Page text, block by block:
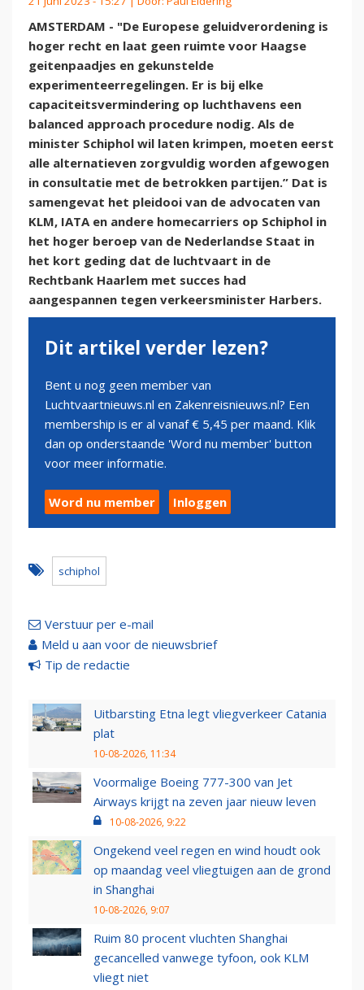
AMSTERDAM - "De Europese geluidverordening is
hoger recht en laat geen ruimte voor Haagse
geitenpaadjes en gekunstelde
experimenteerregelingen. Er is bij elke
capaciteitsvermindering op luchthavens een
balanced approach procedure nodig. Als de
minister Schiphol wil laten krimpen, moeten eerst
alle alternatieven zorgvuldig worden afgewogen
in consultatie met de betrokken partijen.” Dat is
samengevat het pleidooi van de advocaten van
KLM, IATA en andere homecarriers op Schiphol in
het hoger beroep van de Nederlandse Staat in
het kort geding dat de luchtvaart in de
Rechtbank Haarlem met succes had
aangespannen tegen verkeersminister Harbers.
Dit artikel verder lezen?
Bent u nog geen member van
Luchtvaartnieuws.nl en Zakenreisnieuws.nl? Een
membership is er al vanaf € 5,45 per maand. Klik
dan op onderstaande 'Word nu member' button
voor meer informatie.
Word nu member Inloggen
schiphol
Verstuur per e-mail
Meld u aan voor de nieuwsbrief
Tip de redactie
Uitbarsting Etna legt vliegverkeer Catania
plat
10-08-2026, 11:34
Voormalige Boeing 777-300 van Jet
Airways krijgt na zeven jaar nieuw leven
10-08-2026, 9:22
Ongekend veel regen en wind houdt ook
op maandag veel vliegtuigen aan de grond
in Shanghai
10-08-2026, 9:07
Ruim 80 procent vluchten Shanghai
gecancelled vanwege tyfoon, ook KLM
vliegt niet